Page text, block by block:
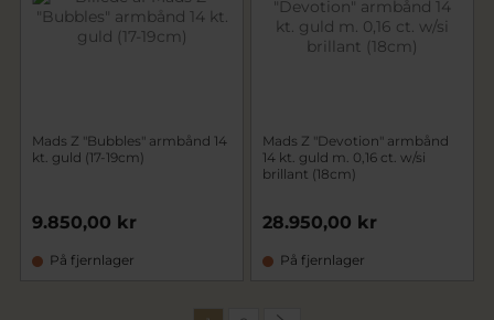
Mads Z "Bubbles" armbånd 14
kt. guld (17-19cm)
9.850,00 kr
På fjernlager
Mads Z "Devotion" armbånd
14 kt. guld m. 0,16 ct. w/si
brillant (18cm)
28.950,00 kr
På fjernlager